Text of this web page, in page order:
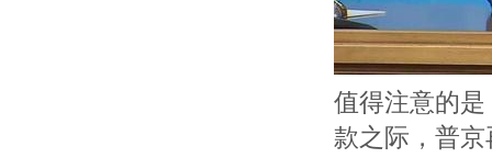
值得注意的
款之际，普